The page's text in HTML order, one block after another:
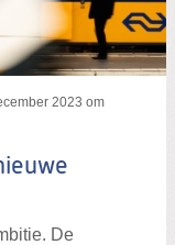
2023 om
De